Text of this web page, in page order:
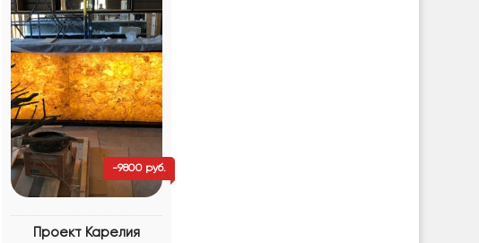
-9800 руб.
Проект Карелия